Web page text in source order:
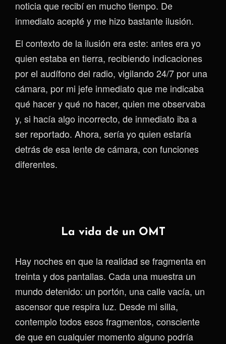
noticia que recibí en mucho tiempo. De
inmediato acepté y me hizo bastante ilusión.
El contexto de la ilusión era este: antes era yo
quien estaba en tierra, recibiendo indicaciones
por el audífono del radio, vigilando 24/7 por una
cámara, por mi jefe inmediato que me indicaba
qué hacer y qué no hacer, quien me observaba
y, si hacía algo incorrecto, de inmediato iba a
ser reportado. Ahora, sería yo quien estaría
detrás de esa lente de cámara, con funciones
diferentes.
La vida de un OMT
Hay noches en que la realidad se fragmenta en
treinta y dos pantallas. Cada una muestra un
mundo detenido: un portón, una calle vacía, un
ascensor que respira luz. Desde mi silla,
contemplo todos esos fragmentos, consciente
de que en cualquier momento alguno podría